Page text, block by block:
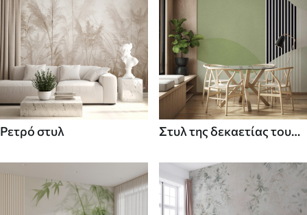
Ρετρό στυλ
Στυλ της δεκαετίας του